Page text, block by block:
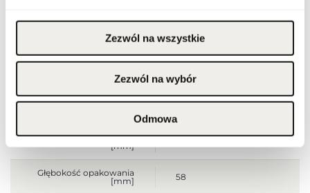
Zezwól na wszystkie
Zezwól na wybór
Odmowa
Ostrzeżenia
zasięgiem dzieci.
chłodnym miejscu. Nie
stosować na
podrażnioną lub
uszkodzoną skórę.
zewnętrznego.
Szerokość opakowania
Wysokość opakowania
[mm]
Głębokość opakowania
[mm]
58